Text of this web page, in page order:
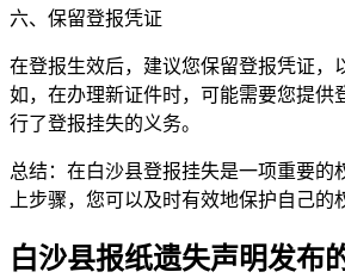
六、保留登报凭证
在登报生效后，建议您保留登报凭证，
如，在办理新证件时，可能需要您提供
行了登报挂失的义务。
总结：在白沙县登报挂失是一项重要的
上步骤，您可以及时有效地保护自己的
白沙县报纸遗失声明发布